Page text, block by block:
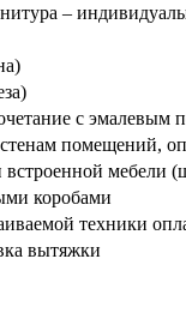
–
с эмалевым
помещений,
встроенной мебели
коробами
техники
вытяжки